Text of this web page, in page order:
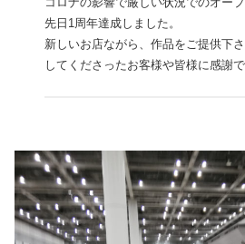
先日1周年達成しました。
新しいお店ながら、作品をご提供下
してくださったお客様や皆様に感謝で